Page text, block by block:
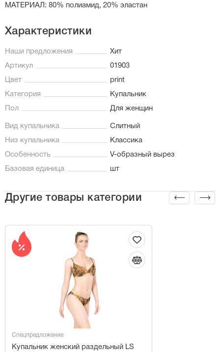
МАТЕРИАЛ: 80% полиамид, 20% эластан
Характеристики
Наши предложения Хит
Артикул 01903
Цвет print
Категория Купальник
Пол Для женщин
Вид купальника Слитный
Низ купальника Классика
Особенность V-образный вырез
Базовая единица шт
Другие товары категории
Спецпредложение
Купальник женский раздельный LS